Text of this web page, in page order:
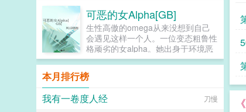
杀，敢抢，敢榨，敢颠倒黑白。百姓
懦弱，能熬，能忍，能欺，能自我麻
醉。李郁只能依靠江湖人士。改造漕
帮，经营江南。待到羽翼丰满，提兵
北伐。造反，弱系统，热血...
可恶的女Alpha[GB]
生性高傲的omega从来没想到自己
会遇见这样一个人。一位变态粗鲁性
格顽劣的女alpha。她出身于环境恶
劣的荆棘星底层，却有着深不可测的
实力。她对其他人礼貌友好，唯独对
自己态度恶劣。她积极活跃，干劲十
足，极具探险精神。她言语轻浮，肆
意妄为，逗弄他的感情。她彬彬有礼
本月排行榜
我有一卷度人经
刀慢